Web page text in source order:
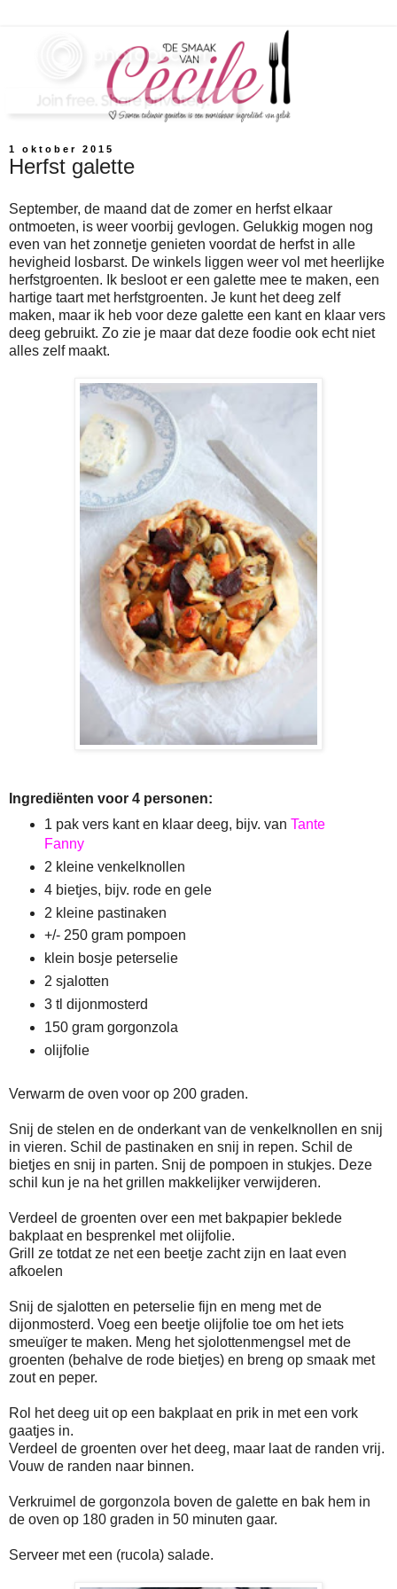
1 oktober 2015
Herfst galette
September, de maand dat de zomer en herfst elkaar
ontmoeten, is weer voorbij gevlogen. Gelukkig mogen nog
even van het zonnetje genieten voordat de herfst in alle
hevigheid losbarst. De winkels liggen weer vol met heerlijke
herfstgroenten. Ik besloot er een galette mee te maken, een
hartige taart met herfstgroenten. Je kunt het deeg zelf
maken, maar ik heb voor deze galette een kant en klaar vers
deeg gebruikt. Zo zie je maar dat deze foodie ook echt niet
alles zelf maakt.
Ingrediënten voor 4 personen:
1 pak vers kant en klaar deeg, bijv. van Tante
Fanny
2 kleine venkelknollen
4 bietjes, bijv. rode en gele
2 kleine pastinaken
+/- 250 gram pompoen
klein bosje peterselie
2 sjalotten
3 tl dijonmosterd
150 gram gorgonzola
olijfolie
Verwarm de oven voor op 200 graden.
Snij de stelen en de onderkant van de venkelknollen en snij
in vieren. Schil de pastinaken en snij in repen. Schil de
bietjes en snij in parten. Snij de pompoen in stukjes. Deze
schil kun je na het grillen makkelijker verwijderen.
Verdeel de groenten over een met bakpapier beklede
bakplaat en besprenkel met olijfolie.
Grill ze totdat ze net een beetje zacht zijn en laat even
afkoelen
Snij de sjalotten en peterselie fijn en meng met de
dijonmosterd. Voeg een beetje olijfolie toe om het iets
smeuïger te maken. Meng het sjolottenmengsel met de
groenten (behalve de rode bietjes) en breng op smaak met
zout en peper.
Rol het deeg uit op een bakplaat en prik in met een vork
gaatjes in.
Verdeel de groenten over het deeg, maar laat de randen vrij.
Vouw de randen naar binnen.
Verkruimel de gorgonzola boven de galette en bak hem in
de oven op 180 graden in 50 minuten gaar.
Serveer met een (rucola) salade.